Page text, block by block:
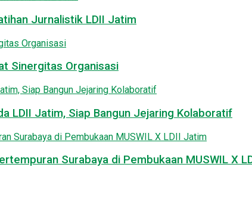
Jurnalistik LDII Jatim
Sinergitas Organisasi
LDII Jatim, Siap Bangun Jejaring Kolaboratif
Surabaya di Pembukaan MUSWIL X